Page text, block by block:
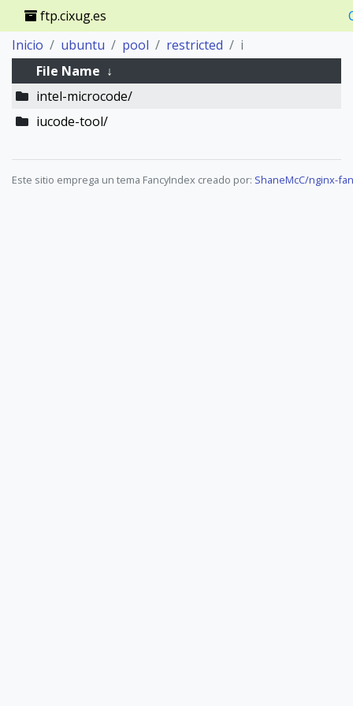
ftp.cixug.es
Inicio
ubuntu pool restricted
i
File Name ↓
intel-microcode/
iucode-tool/
Este sitio emprega un tema FancyIndex creado por: ShaneMcC/nginx-